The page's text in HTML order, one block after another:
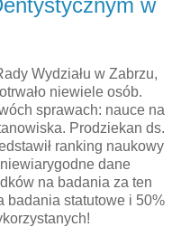
w
Wydziału w Zabrzu,
niewiele osób.
sprawach: nauce na
Prodziekan ds.
ranking naukowy
dane
na badania za ten
badania statutowe i 50%